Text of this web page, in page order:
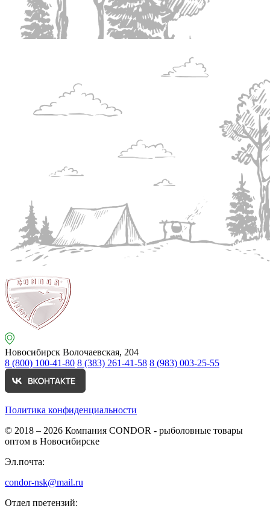
Новосибирск Волочаевская, 204
8 (800) 100-41-80 8 (383) 261-41-58 8 (983) 003-25-55
Политика конфиденциальности
© 2018 – 2026 Компания CONDOR - рыболовные товары
оптом в Новосибирске
Эл.почта:
condor-nsk@mail.ru
Отдел претензий: